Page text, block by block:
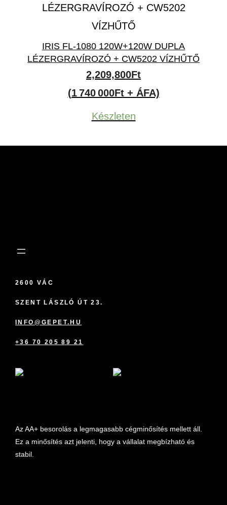
IRIS FL-1080 120W+120W DUPLA
LÉZERGRAVÍROZÓ + CW5202 VÍZHŰTŐ
2,209,800Ft
(1 740 000Ft + ÁFA)
Készleten
2600 VÁC
SZENT LÁSZLÓ ÚT 23.
INFO@GEPET.HU
+36 70 205 89 21
Az AA+ besorolás a legmagasabb cégminősítés mellett áll.
Ez a minősítés azt jelenti, hogy a vállalat megbízható és
stabil.